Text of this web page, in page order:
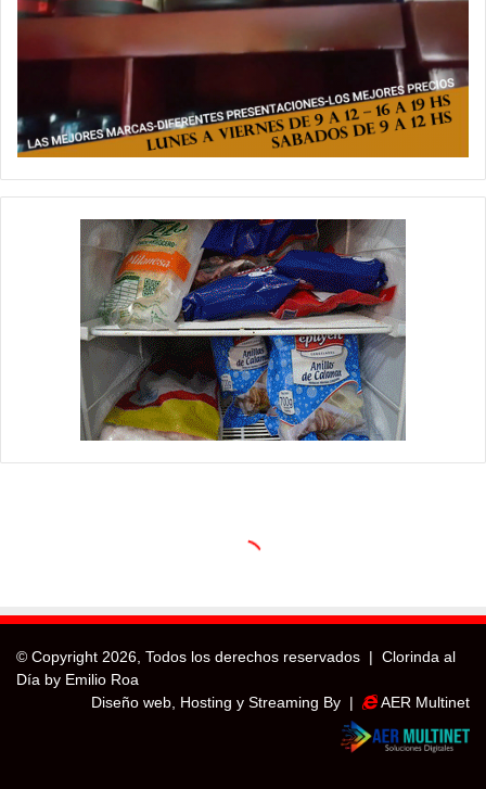
© Copyright 2026, Todos los derechos reservados | Clorinda al
Día by Emilio Roa
Diseño web, Hosting y Streaming By |
AER Multinet